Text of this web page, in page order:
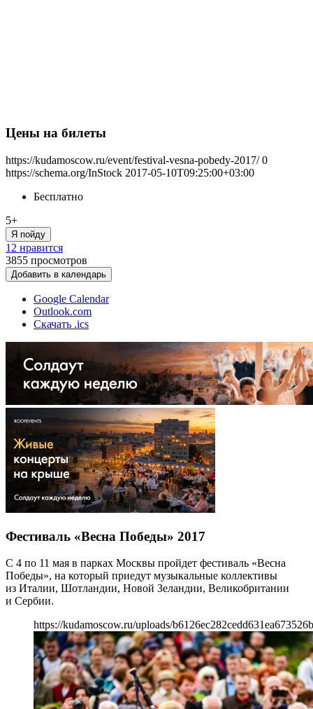
Цены на билеты
https://kudamoscow.ru/event/festival-vesna-pobedy-2017/ 0
https://schema.org/InStock 2017-05-10T09:25:00+03:00
Бесплатно
5+
Я пойду
12 нравится
3855 просмотров
Добавить в календарь
Google Calendar
Outlook.com
Скачать .ics
Фестиваль «Весна Победы» 2017
С 4 по 11 мая в парках Москвы пройдет фестиваль «Весна
Победы», на который приедут музыкальные коллективы
из Италии, Шотландии, Новой Зеландии, Великобритании
и Сербии.
https://kudamoscow.ru/uploads/